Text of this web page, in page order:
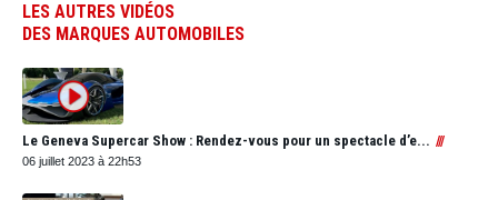
LES AUTRES VIDÉOS
DES MARQUES AUTOMOBILES
Le Geneva Supercar Show : Rendez-vous pour un spectacle d’e...
06 juillet 2023 à 22h53